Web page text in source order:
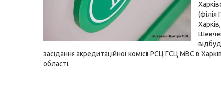
засідання акредитаційної комісії РСЦ ГСЦ МВС в
області.